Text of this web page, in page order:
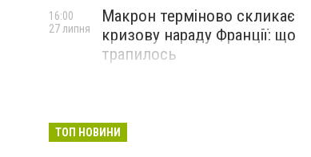
Макрон терміново скликає
кризову нараду Франції: що
трапилось
16:00
27 липня
ТОП НОВИНИ